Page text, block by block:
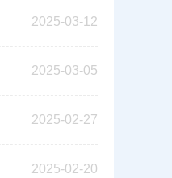
2025-03-12
2025-03-05
2025-02-27
2025-02-20